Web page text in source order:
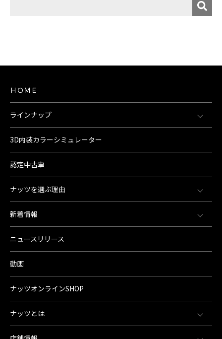
ＨＯＭＥ
ラインナップ
3D内装カラーシミュレーター
認定中古車
ナッツを選ぶ理由
新着情報
ニュースリリース
動画
ナッツオンラインSHOP
ナッツとは